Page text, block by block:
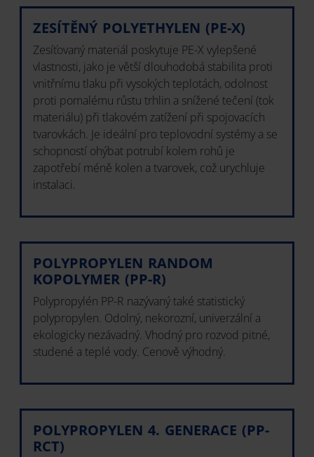
ZESÍTĚNÝ POLYETHYLEN (PE-X)
Zesíťovaný materiál poskytuje PE-X vylepšené
vlastnosti, jako je větší dlouhodobá stabilita proti
vnitřnímu tlaku při vysokých teplotách, odolnost
proti pomalému růstu trhlin a snížené tečení (tok
materiálu) při tlakovém zatížení při spojovacích
tvarovkách. Je ideální pro teplovodní systémy a se
schopností ohýbat potrubí kolem rohů je
zapotřebí méně kolen a tvarovek, což urychluje
instalaci.
POLYPROPYLEN RANDOM
KOPOLYMER (PP-R)
Polypropylén PP-R nazývaný také statistický
polypropylen. Odolný, nekorozní, univerzální a
ekologicky nezávadný. Vhodný pro rozvod pitné,
studené a teplé vody. Cenově výhodný.
POLYPROPYLEN 4. GENERACE (PP-
RCT)